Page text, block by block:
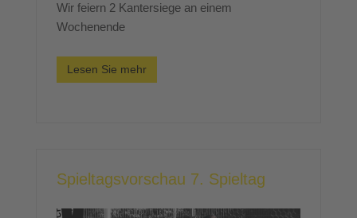
Wir feiern 2 Kantersiege an einem
Wochenende
Lesen Sie mehr
Spieltagsvorschau 7. Spieltag